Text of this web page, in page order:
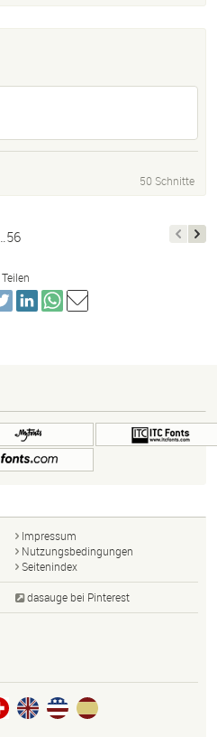
50 Schnitte
Teilen
Impressum
Nutzungsbedingungen
Seitenindex
dasauge bei Pinterest